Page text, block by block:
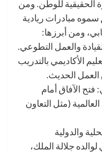
الحقيقية للوطن. ومن
مبادرات ريادية
ومن أبرزها:
والعمل التطوعي.
الأكاديمي بالتدريب
الحديث.
فتح الآفاق أمام
(مثل التعاون
والدولية
جلالة الملك،